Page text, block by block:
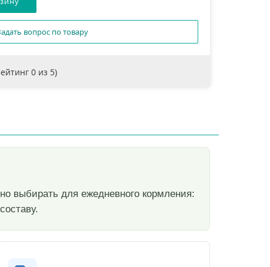
вопрос по товару
0 из 5)
выбирать для ежедневного кормления: